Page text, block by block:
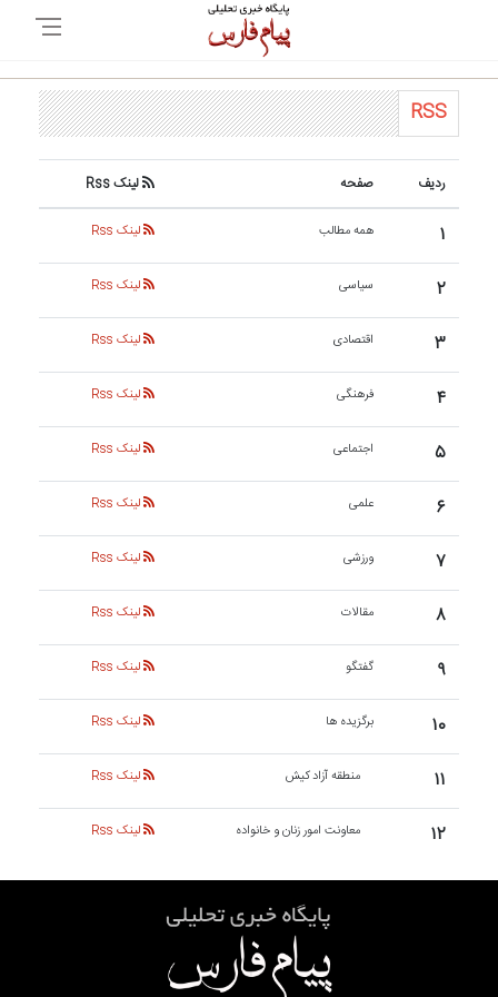
RSS
ردیف صفحه لینک Rss
۱ همه مطالب لینک Rss
۲ سیاسی لینک Rss
۳ اقتصادی لینک Rss
۴ فرهنگی لینک Rss
۵ اجتماعی لینک Rss
۶ علمی لینک Rss
۷ ورزشی لینک Rss
۸ مقالات لینک Rss
۹ گفتگو لینک Rss
۱۰ برگزیده ها لینک Rss
۱۱ منطقه آزاد کیش لینک Rss
۱۲ معاونت امور زنان و خانواده لینک Rss